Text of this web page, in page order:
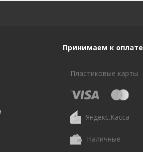
Принимаем к оплате
Пластиковые карты
Яндекс.Касса
Наличные